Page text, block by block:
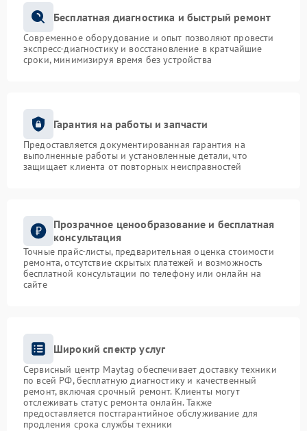
Бесплатная диагностика и быстрый ремонт
Современное оборудование и опыт позволяют провести
экспресс-диагностику и восстановление в кратчайшие
сроки, минимизируя время без устройства
Гарантия на работы и запчасти
Предоставляется документированная гарантия на
выполненные работы и установленные детали, что
защищает клиента от повторных неисправностей
Прозрачное ценообразование и бесплатная
консультация
Точные прайс-листы, предварительная оценка стоимости
ремонта, отсутствие скрытых платежей и возможность
бесплатной консультации по телефону или онлайн на
сайте
Широкий спектр услуг
Сервисный центр Maytag обеспечивает доставку техники
по всей РФ, бесплатную диагностику и качественный
ремонт, включая срочный ремонт. Клиенты могут
отслеживать статус ремонта онлайн. Также
предоставляется постгарантийное обслуживание для
продления срока службы техники